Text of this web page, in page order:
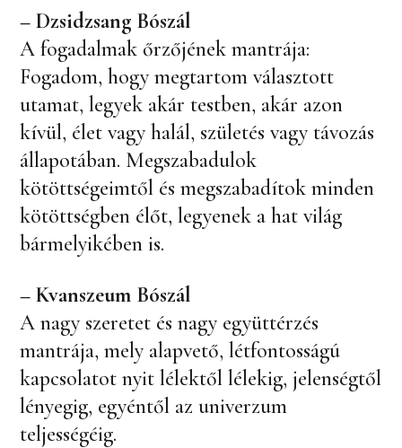
– Dzsidzsang Bószál
A fogadalmak őrzőjének mantrája:
Fogadom, hogy megtartom választott
utamat, legyek akár testben, akár azon
kívül, élet vagy halál, születés vagy távozás
állapotában. Megszabadulok
kötöttségeimtől és megszabadítok minden
kötöttségben élőt, legyenek a hat világ
bármelyikében is.
– Kvanszeum Bószál
A nagy szeretet és nagy együttérzés
mantrája, mely alapvető, létfontosságú
kapcsolatot nyit lélektől lélekig, jelenségtől
lényegig, egyéntől az univerzum
teljességéig.